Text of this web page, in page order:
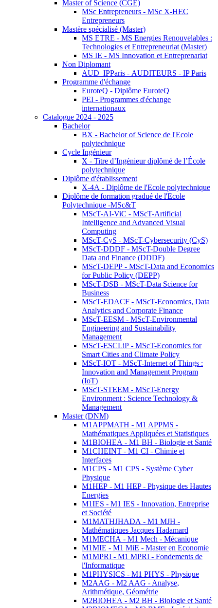
Master of Science (CGE)
MSc Entrepreneurs - MSc X-HEC
Entrepreneurs
Mastère spécialisé (Master)
MS ETRE - MS Energies Renouvelables :
Technologies et Entrepreneuriat (Master)
MS IE - MS Innovation et Entreprenariat
Non Diplomant
AUD_IPParis - AUDITEURS - IP Paris
Programme d'échange
EuroteQ - Diplôme EuroteQ
PEI - Programmes d'échange
internationaux
Catalogue 2024 - 2025
Bachelor
BX - Bachelor of Science de l'Ecole
polytechnique
Cycle Ingénieur
X - Titre d’Ingénieur diplômé de l’École
polytechnique
Diplôme d'établissement
X-4A - Diplôme de l'Ecole polytechnique
Diplôme de formation gradué de l'Ecole
Polytechnique -MSc&T
MScT-AI-ViC - MScT-Artificial
Intelligence and Advanced Visual
Computing
MScT-CyS - MScT-Cybersecurity (CyS)
MScT-DDDF - MScT-Double Degree
Data and Finance (DDDF)
MScT-DEPP - MScT-Data and Economics
for Public Policy (DEPP)
MScT-DSB - MScT-Data Science for
Business
MScT-EDACF - MScT-Economics, Data
Analytics and Corporate Finance
MScT-EESM - MScT-Environmental
Engineering and Sustainability
Management
MScT-ESCLiP - MScT-Economics for
Smart Cities and Climate Policy
MScT-IOT - MScT-Internet of Things :
Innovation and Management Program
(IoT)
MScT-STEEM - MScT-Energy
Environment : Science Technology &
Management
Master (DNM)
M1APPMATH - M1 APPMS -
Mathématiques Appliquées et Statistiques
M1BIOHEA - M1 BH - Biologie et Santé
M1CHEINT - M1 CI - Chimie et
Interfaces
M1CPS - M1 CPS - Système Cyber
Physique
M1HEP - M1 HEP - Physique des Hautes
Energies
M1IES - M1 IES - Innovation, Entreprise
et Société
M1MATHJHADA - M1 MJH -
Mathématiques Jacques Hadamard
M1MECHA - M1 Mech - Mécanique
M1MIE - M1 MiE - Master en Economie
M1MPRI - M1 MPRI - Fondements de
l'Informatique
M1PHYSICS - M1 PHYS - Physique
M2AAG - M2 AAG - Analyse,
Arithmétique, Géométrie
M2BIOHEA - M2 BH - Biologie et Santé